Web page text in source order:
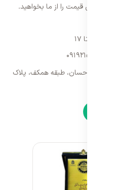
بهترین قیمت را از ما بخواهید.
09192157173
تجاری احسان، طبقه همکف، پلاک